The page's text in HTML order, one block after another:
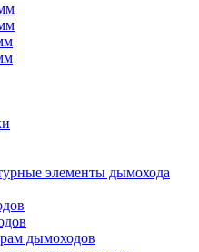
элементы дымохода
дымоходов